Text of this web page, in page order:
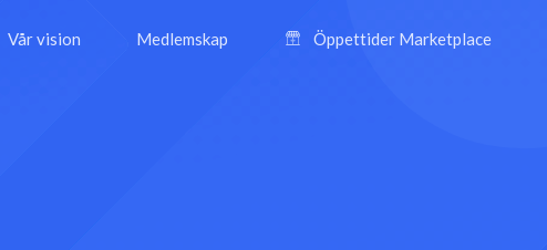
Vår vision Medlemskap Öppettider Marketplace